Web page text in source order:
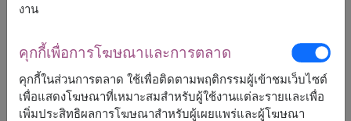
ราคาตามพื้นที่จัดส่ง
เริ่มต้นที่ ฿2,190
งาน
คุกกี้เพื่อการโฆษณาและการตลาด
คุกกี้ในส่วนการตลาด ใช้เพื่อติดตามพฤติกรรมผู้เข้าชมเว็บไซต์
เพื่อแสดงโฆษณาที่เหมาะสมสำหรับผู้ใช้งานแต่ละรายและเพื่อ
เพิ่มประสิทธิผลการโฆษณาสำหรับผู้เผยแพร่และผู้โฆษณา